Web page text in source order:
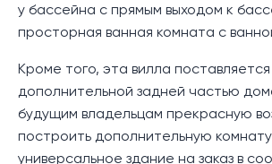
у бассейна с прямым выходом к
просторная ванная комната с
Кроме того, эта вилла
дополнительной задней частью
будущим владельцам прекрасную
построить дополнительную
универсальное здание на заказ в